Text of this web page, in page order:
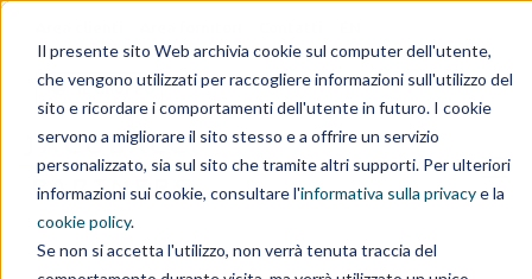
Il presente sito Web archivia cookie sul computer dell'utente,
che vengono utilizzati per raccogliere informazioni sull'utilizzo del
sito e ricordare i comportamenti dell'utente in futuro. I cookie
servono a migliorare il sito stesso e a offrire un servizio
personalizzato, sia sul sito che tramite altri supporti. Per ulteriori
informazioni sui cookie, consultare l'informativa sulla privacye la
cookie policy.
Se non si accetta l'utilizzo, non verrà tenuta traccia del
IL GRUPPO